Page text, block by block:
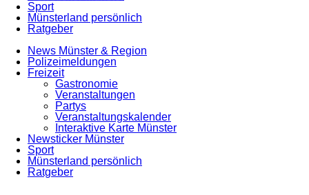
Sport
Münsterland persönlich
Ratgeber
News Münster & Region
Polizeimeldungen
Freizeit
Gastronomie
Veranstaltungen
Partys
Veranstaltungskalender
Interaktive Karte Münster
Newsticker Münster
Sport
Münsterland persönlich
Ratgeber
Anzeige